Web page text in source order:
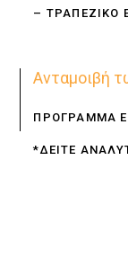
– ΤΡΑΠΕΖΙΚΟ
Ανταμοιβή
ΠΡΟΓΡΑΜΜΑ
*ΔΕΙΤΕ